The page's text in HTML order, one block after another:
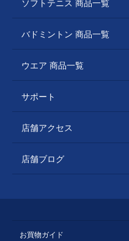
バドミントン 商品一覧
ウエア 商品一覧
サポート
店舗アクセス
店舗ブログ
お買物ガイド